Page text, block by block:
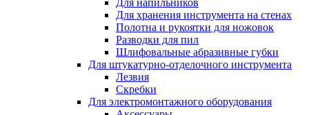
Для напильников
Для хранения инструмента на стенах
Полотна и рукоятки для ножовок
Разводки для пил
Шлифовальные абразивные губки
Для штукатурно-отделочного инструмента
Лезвия
Скребки
Для электромонтажного оборудования